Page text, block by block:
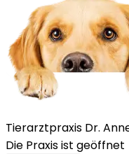
Tierarztpraxis Dr.
Die Praxis ist geöffnet